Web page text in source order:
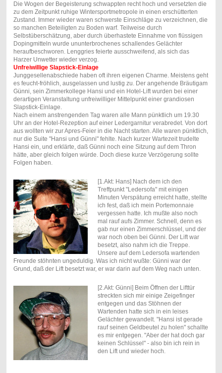
Die Wogen der Begeisterung schwappten recht hoch und versetzten die
zu dem Zeitpunkt ruhige Wintersportmetropole in einen erschütterten
Zustand. Immer wieder waren schwerste Einschläge zu verzeichnen, die
so manchen Beteiligten zu Boden warf. Teilweise durch
Selbstüberschätzung, aber durch überhastete Einnahme von flüssigen
Dopingmitteln wurde ununterbrochenes schallendes Gelächter
heraufbeschworen. Lenggries feierte ausschweifend, als sich das
Harzer Unwetter wieder verzog.
Unfreiwillige Slapstick-Einlage
Junggesellenabschiede haben oft ihren eigenen Charme. Meistens geht
es feucht-fröhlich, ausgelassen und lustig zu. Der angehende Bräutigam
Günni, sein Zimmerkollege Hansi und ein Hotel-Lift wurden bei einer
derartigen Veranstaltung unfreiwilliger Mittelpunkt einer grandiosen
Slapstick-Einlage.
Nach einem anstrengenden Tag waren alle Mann pünktlich um 19.30
Uhr an der Hotel-Rezeption auf einer Ledergarnitur verabredet. Von dort
aus wollten wir zur Apres-Feier in die Nacht starten. Alle waren pünktlich,
nur die Suite "Hansi und Günni" fehlte. Nach kurzer Wartezeit trudelte
Hansi ein, und erklärte, daß Günni noch eine Sitzung auf dem Thron
hätte, aber gleich folgen würde. Doch diese kurze Verzögerung sollte
Folgen haben.
[1.Akt: Hans] Nach dem ich den
Treffpunkt "Ledersofa" mit einigen
Minuten Verspätung erreicht hatte, stellte
ich fest, daß ich mein Portemonnaie
vergessen hatte. Ich mußte also noch
mal rauf aufs Zimmer. Schnell, denn es
gab nur einen Zimmerschlüssel, und der
war noch oben bei Günni. Der Lift war
besetzt, also nahm ich die Treppe.
Unsere auf dem Ledersofa wartenden
Freunde stöhnten ungeduldig. Was ich nicht wußte: Günni war der
Grund, daß der Lift besetzt war, er war darin auf dem Weg nach unten.
[2.Akt: Günni] Beim Öffnen der Lifttür
streckten sich mir einige Zeigefinger
entgegen und das Stöhnen der
Wartenden hatte sich in ein leises
Gelächter gewandelt. "Hansi ist gerade
rauf seinen Geldbeutel zu holen" schallte
es mir entgegen. "Aber der hat doch gar
keinen Schlüssel" - also bin ich rein in
den Lift und wieder hoch.